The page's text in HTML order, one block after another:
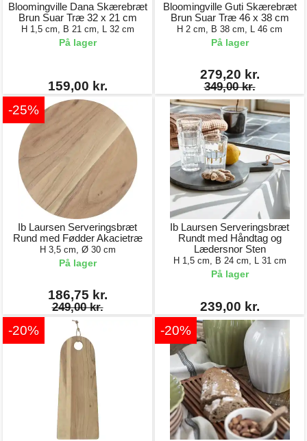
Bloomingville Dana Skærebræt
Brun Suar Træ 32 x 21 cm
H 1,5 cm, B 21 cm, L 32 cm
På lager
159,00 kr.
Bloomingville Guti Skærebræt
Brun Suar Træ 46 x 38 cm
H 2 cm, B 38 cm, L 46 cm
På lager
279,20 kr.
349,00 kr.
-25%
Ib Laursen Serveringsbræt
Rund med Fødder Akacietræ
H 3,5 cm, Ø 30 cm
På lager
186,75 kr.
249,00 kr.
Ib Laursen Serveringsbræt
Rundt med Håndtag og
Lædersnor Sten
H 1,5 cm, B 24 cm, L 31 cm
På lager
239,00 kr.
-20%
-20%